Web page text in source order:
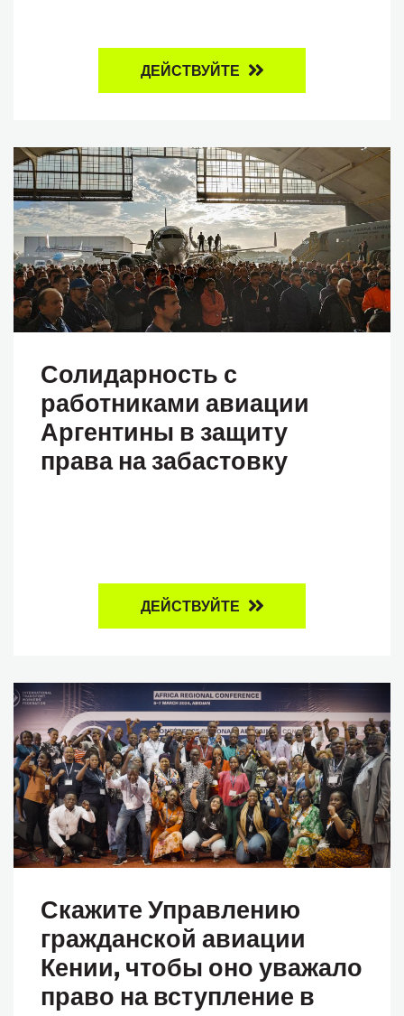
ДЕЙСТВУЙТЕ
Солидарность с
работниками авиации
Аргентины в защиту
права на забастовку
ДЕЙСТВУЙТЕ
Скажите Управлению
гражданской авиации
Кении, чтобы оно уважало
право на вступление в